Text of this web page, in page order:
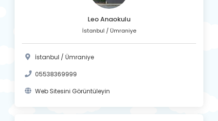
Leo Anaokulu
İstanbul / Ümraniye
İstanbul / Ümraniye
05538369999
Web Sitesini Görüntüleyin